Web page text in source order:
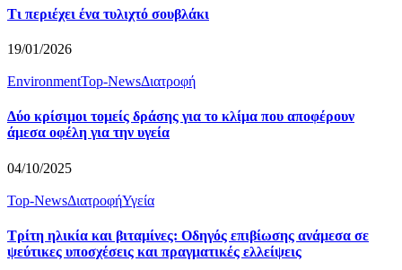
Τι περιέχει ένα τυλιχτό σουβλάκι
19/01/2026
EnvironmentTop-NewsΔιατροφή
Δύο κρίσιμοι τομείς δράσης για το κλίμα που αποφέρουν
άμεσα οφέλη για την υγεία
04/10/2025
Top-NewsΔιατροφήΥγεία
Τρίτη ηλικία και βιταμίνες: Οδηγός επιβίωσης ανάμεσα σε
ψεύτικες υποσχέσεις και πραγματικές ελλείψεις